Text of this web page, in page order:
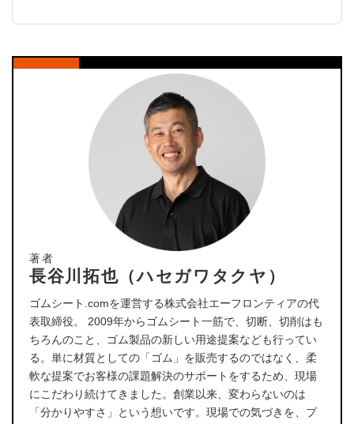
著者
長谷川拓也（ハセガワタクヤ）
ゴムシート.comを運営する株式会社エーフロンティアの代
表取締役。 2009年からゴムシート一筋で、切断、切削はも
ちろんのこと、ゴム製品の新しい用途提案なども行ってい
る。単に材質としての「ゴム」を販売するのではなく、柔
軟な提案でお客様の課題解決のサポートをするため、現場
にこだわり続けてきました。創業以来、変わらないのは
「分かりやすさ」という想いです。現場での気づきを、プ